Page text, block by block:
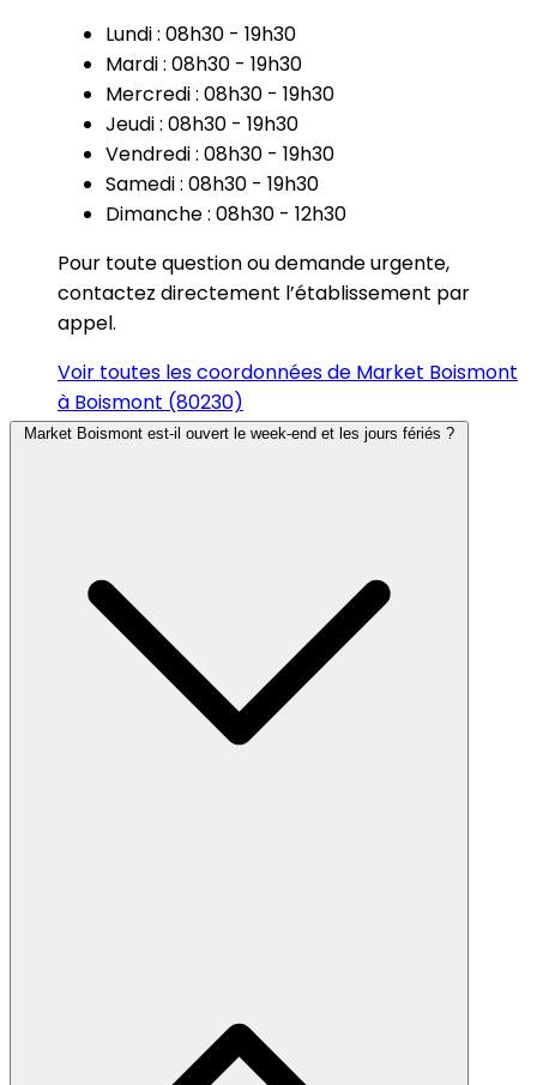
Lundi : 08h30 - 19h30
Mardi : 08h30 - 19h30
Mercredi : 08h30 - 19h30
Jeudi : 08h30 - 19h30
Vendredi : 08h30 - 19h30
Samedi : 08h30 - 19h30
Dimanche : 08h30 - 12h30
Pour toute question ou demande urgente,
contactez directement l’établissement par
appel.
Voir toutes les coordonnées de Market Boismont
à Boismont (80230)
Market Boismont est-il ouvert le week-end et les jours fériés ?